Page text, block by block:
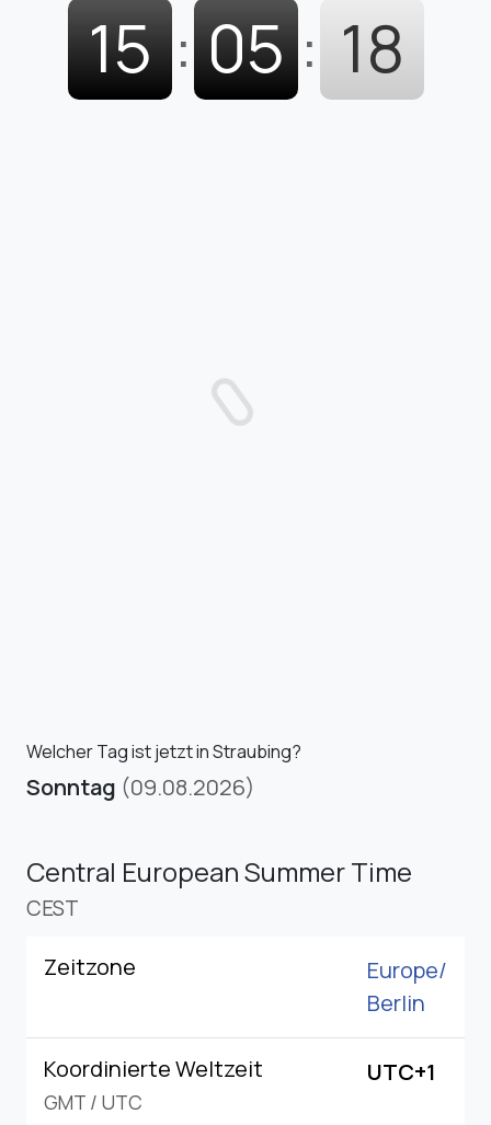
15 : 05 : 19
Welcher Tag ist jetzt in Straubing?
Sonntag (09.08.2026)
Central European Summer Time
CEST
Zeitzone
Europe/
Berlin
Koordinierte Weltzeit
GMT / UTC
UTC+1